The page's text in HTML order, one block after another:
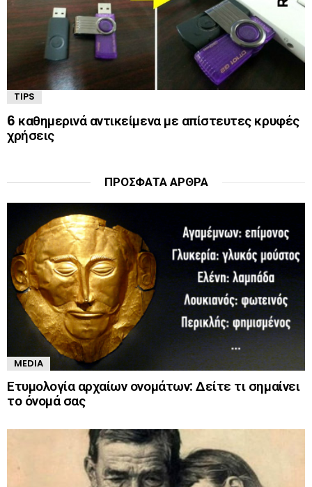
TIPS
6 καθημερινά αντικείμενα με απίστευτες κρυφές
χρήσεις
ΠΡΌΣΦΑΤΑ ΆΡΘΡΑ
MEDIA
Ετυμολογία αρχαίων ονομάτων: Δείτε τι σημαίνει
το όνομά σας